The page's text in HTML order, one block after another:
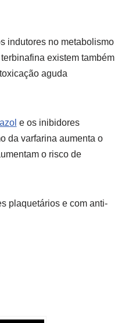
indutores no metabolismo
existem também
aguda
e os inibidores
da varfarina aumenta o
o risco de
plaquetários e com anti-